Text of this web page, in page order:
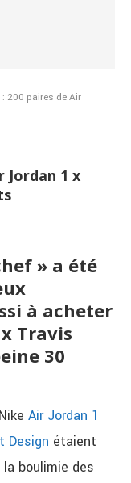
200 paires de Air
Jordan 1 x
» a été
à acheter
Travis
30
Air Jordan 1
Design étaient
boulimie des